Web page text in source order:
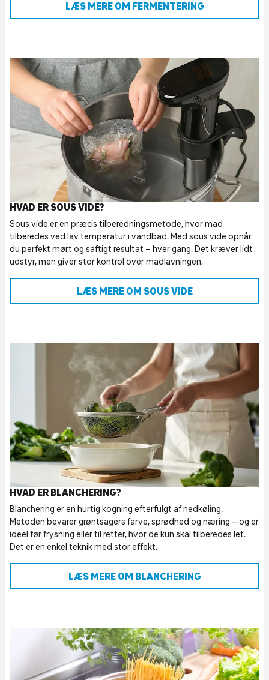
LÆS MERE OM FERMENTERING
HVAD ER SOUS VIDE?
Sous vide er en præcis tilberedningsmetode, hvor mad
tilberedes ved lav temperatur i vandbad. Med sous vide opnår
du perfekt mørt og saftigt resultat – hver gang. Det kræver lidt
udstyr, men giver stor kontrol over madlavningen.
LÆS MERE OM SOUS VIDE
HVAD ER BLANCHERING?
Blanchering er en hurtig kogning efterfulgt af nedkøling.
Metoden bevarer grøntsagers farve, sprødhed og næring – og er
ideel før frysning eller til retter, hvor de kun skal tilberedes let.
Det er en enkel teknik med stor effekt.
LÆS MERE OM BLANCHERING